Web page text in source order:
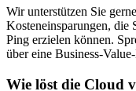
Wir unterstützen Sie
Kosteneinsparungen, die
Ping erzielen können.
über eine Business-
Wie löst die Cloud